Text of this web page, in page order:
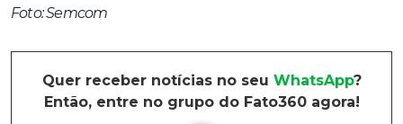
Foto: Semcom
Quer receber notícias no seu WhatsApp?
Então, entre no grupo do Fato360 agora!